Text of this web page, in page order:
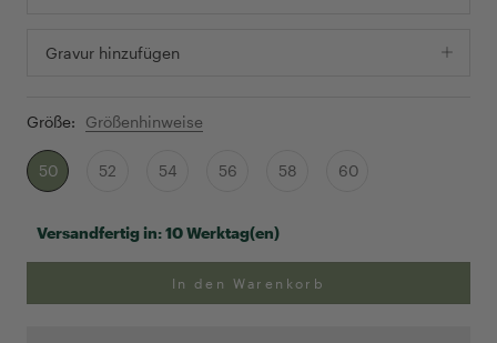
Gravur hinzufügen
Größe: Größenhinweise
50 52 54 56 58 60
Versandfertig in:10 Werktag(en)
In den Warenkorb